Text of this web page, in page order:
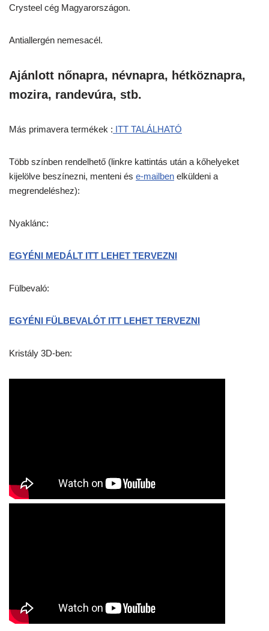
Crysteel cég Magyarországon.
Antiallergén nemesacél.
Ajánlott nőnapra, névnapra, hétköznapra,
mozira, randevúra, stb.
Más primavera termékek : ITT TALÁLHATÓ
Több színben rendelhető (linkre kattintás után a kőhelyeket
kijelölve beszínezni, menteni és e-mailben elküldeni a
megrendeléshez):
Nyaklánc:
EGYÉNI MEDÁLT ITT LEHET TERVEZNI
Fülbevaló:
EGYÉNI FÜLBEVALÓT ITT LEHET TERVEZNI
Kristály 3D-ben: